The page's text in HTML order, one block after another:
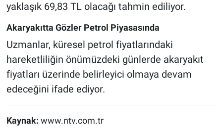
yaklaşık 69,83 TL olacağı tahmin ediliyor.
Akaryakıtta Gözler Petrol Piyasasında
Uzmanlar, küresel petrol fiyatlarındaki
hareketliliğin önümüzdeki günlerde akaryakıt
fiyatları üzerinde belirleyici olmaya devam
edeceğini ifade ediyor.
Kaynak: www.ntv.com.tr